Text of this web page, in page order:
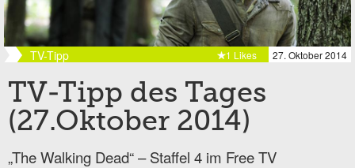
TV-Tipp 27. Oktober 2014
1 Likes
TV-Tipp des Tages
(27.Oktober 2014)
„The Walking Dead“ – Staffel 4 im Free TV